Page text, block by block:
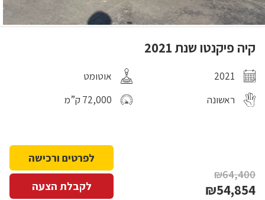
קיה פיקנטו שנת 2021
2021
אוטומט
ראשונה
72,000 ק”מ
₪64,400
₪54,854
לפרטים ורכישה
לקבלת הצעה